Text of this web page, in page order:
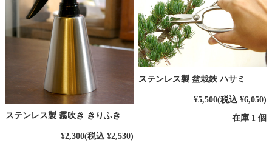
ステンレス製 霧吹き きりふき
¥2,300(税込 ¥2,530)
ステンレス製 盆栽鋏 ハサミ
¥5,500(税込 ¥6,050)
在庫 1 個